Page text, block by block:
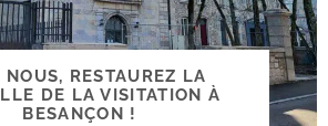
NOUS, RESTAUREZ LA
DE LA VISITATION À
BESANÇON !